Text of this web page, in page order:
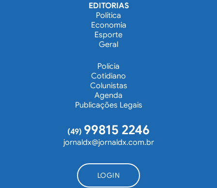
EDITORIAS
Política
Economia
Esporte
Geral
Polícia
Cotidiano
Colunistas
Agenda
Publicações Legais
(49) 99815 2246
jornaldx@jornaldx.com.br
LOGIN